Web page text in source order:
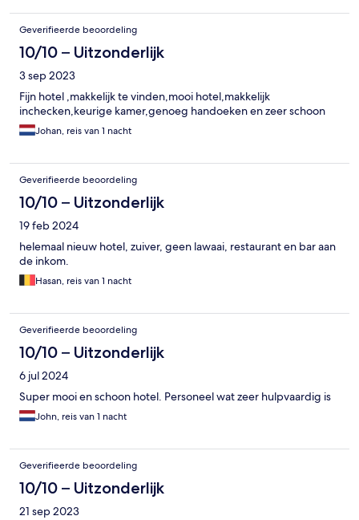
Geverifieerde beoordeling
10/10 – Uitzonderlijk
3 sep 2023
Fijn hotel ,makkelijk te vinden,mooi hotel,makkelijk
inchecken,keurige kamer,genoeg handoeken en zeer schoon
Johan, reis van 1 nacht
Geverifieerde beoordeling
10/10 – Uitzonderlijk
19 feb 2024
helemaal nieuw hotel, zuiver, geen lawaai, restaurant en bar aan
de inkom.
Hasan, reis van 1 nacht
Geverifieerde beoordeling
10/10 – Uitzonderlijk
6 jul 2024
Super mooi en schoon hotel. Personeel wat zeer hulpvaardig is
John, reis van 1 nacht
Geverifieerde beoordeling
10/10 – Uitzonderlijk
21 sep 2023